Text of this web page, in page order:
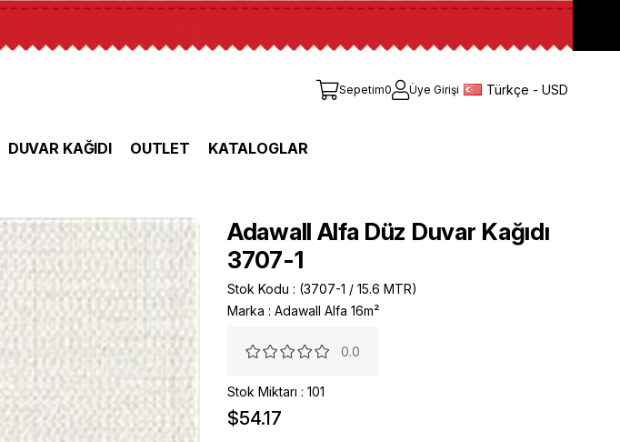
Sepetim0 Üye Girişi Türkçe - USD
DUVAR KAĞIDI OUTLET KATALOGLAR
Adawall Alfa Düz Duvar Kağıdı
3707-1
Stok Kodu
(3707-1 / 15.6 MTR)
Marka : Adawall Alfa 16m²
0.0
Stok Miktarı : 101
$54.17